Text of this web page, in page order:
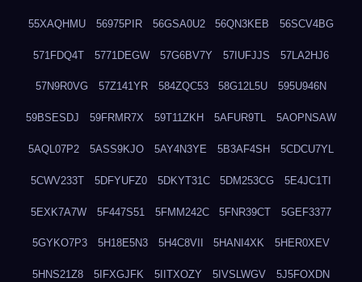
55XAQHMU 56975PIR 56GSA0U2 56QN3KEB 56SCV4BG
571FDQ4T 5771DEGW 57G6BV7Y 57IUFJJS 57LA2HJ6
57N9R0VG 57Z141YR 584ZQC53 58G12L5U 595U946N
59BSESDJ 59FRMR7X 59T11ZKH 5AFUR9TL 5AOPNSAW
5AQL07P2 5ASS9KJO 5AY4N3YE 5B3AF4SH 5CDCU7YL
5CWV233T 5DFYUFZ0 5DKYT31C 5DM253CG 5E4JC1TI
5EXK7A7W 5F447S51 5FMM242C 5FNR39CT 5GEF3377
5GYKO7P3 5H18E5N3 5H4C8VII 5HANI4XK 5HER0XEV
5HNS21Z8 5IFXGJFK 5IITXOZY 5IVSLWGV 5J5FOXDN